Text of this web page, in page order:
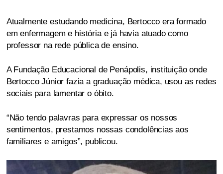
Atualmente estudando medicina, Bertocco era formado
em enfermagem e história e já havia atuado como
professor na rede pública de ensino.
A Fundação Educacional de Penápolis, instituição onde
Bertocco Júnior fazia a graduação médica, usou as redes
sociais para lamentar o óbito.
“Não tendo palavras para expressar os nossos
sentimentos, prestamos nossas condolências aos
familiares e amigos”, publicou.